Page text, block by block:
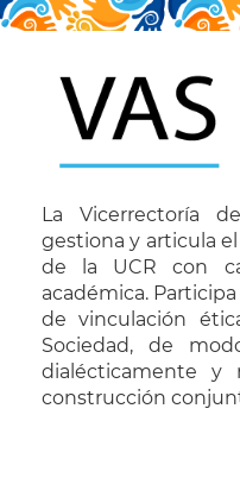
La Vicerrectoría
gestiona y articula el
de la UCR con
académica.
de vinculación
Sociedad, de
dialécticamente
construcción